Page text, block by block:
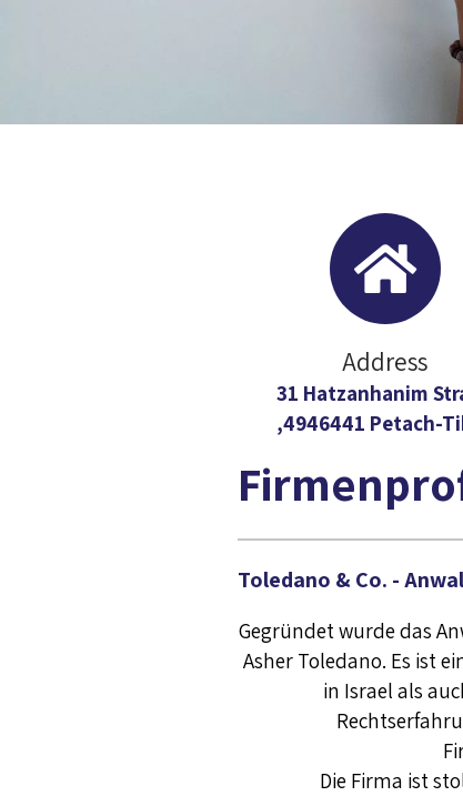
Address
31 Hatzanhanim
,4946441 Petach-
Toledano & Co. -
Gegründet wurde das
Asher Toledano. Es ist
in Israel als
Die Firma ist